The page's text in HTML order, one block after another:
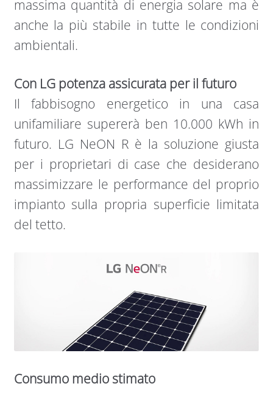
massima quantità di energia solare ma è
anche la più stabile in tutte le condizioni
ambientali.
Con LG potenza assicurata per il futuro
Il fabbisogno energetico in una casa
unifamiliare supererà ben 10.000 kWh in
futuro. LG NeON R è la soluzione giusta
per i proprietari di case che desiderano
massimizzare le performance del proprio
impianto sulla propria superficie limitata
del tetto.
Consumo medio stimato